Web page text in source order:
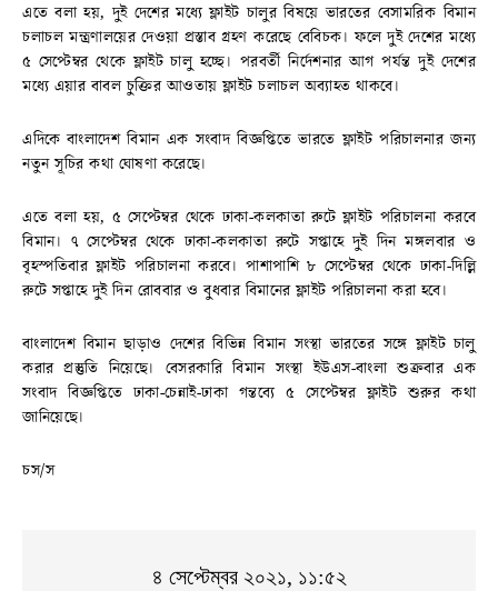
এতে বলা হয়, দুই দেশের মধ্যে ফ্লাইট চালুর বিষয়ে ভারতের বেসামরিক বিমান
চলাচল মন্ত্রণালয়ের দেওয়া প্রস্তাব গ্রহণ করেছে বেবিচক। ফলে দুই দেশের মধ্যে
৫ সেপ্টেম্বর থেকে ফ্লাইট চালু হচ্ছে। পরবর্তী নির্দেশনার আগ পর্যন্ত দুই দেশের
মধ্যে এয়ার বাবল চুক্তির আওতায় ফ্লাইট চলাচল অব্যাহত থাকবে।
এদিকে বাংলাদেশ বিমান এক সংবাদ বিজ্ঞপ্তিতে ভারতে ফ্লাইট পরিচালনার জন্য
নতুন সূচির কথা ঘোষণা করেছে।
এতে বলা হয়, ৫ সেপ্টেম্বর থেকে ঢাকা-কলকাতা রুটে ফ্লাইট পরিচালনা করবে
বিমান। ৭ সেপ্টেম্বর থেকে ঢাকা-কলকাতা রুটে সপ্তাহে দুই দিন মঙ্গলবার ও
বৃহস্পতিবার ফ্লাইট পরিচালনা করবে। পাশাপাশি ৮ সেপ্টেম্বর থেকে ঢাকা-দিল্লি
রুটে সপ্তাহে দুই দিন রোববার ও বুধবার বিমানের ফ্লাইট পরিচালনা করা হবে।
বাংলাদেশ বিমান ছাড়াও দেশের বিভিন্ন বিমান সংস্থা ভারতের সঙ্গে ফ্লাইট চালু
করার প্রস্তুতি নিয়েছে। বেসরকারি বিমান সংস্থা ইউএস-বাংলা শুক্রবার এক
সংবাদ বিজ্ঞপ্তিতে ঢাকা-চেন্নাই-ঢাকা গন্তব্যে ৫ সেপ্টেম্বর ফ্লাইট শুরুর কথা
জানিয়েছে।
চস/স
৪ সেপ্টেম্বর ২০২১, ১১:৫২